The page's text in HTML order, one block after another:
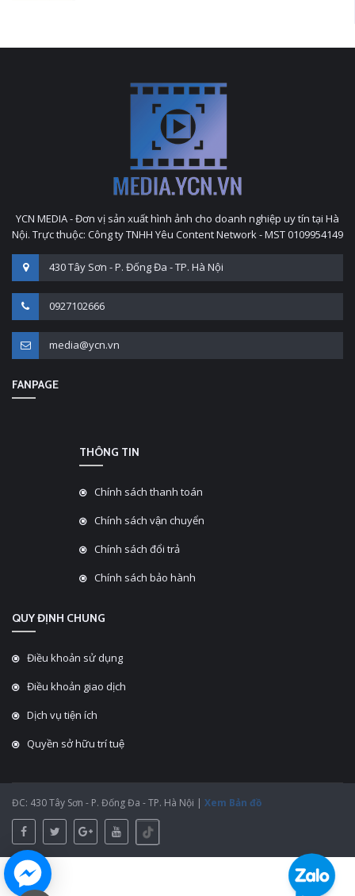
YCN MEDIA - Đơn vị sản xuất hình ảnh cho doanh nghiệp uy tín tại Hà
Nội. Trực thuộc: Công ty TNHH Yêu Content Network - MST 0109954149
430 Tây Sơn - P. Đống Đa - TP. Hà Nội
0927102666
media@ycn.vn
FANPAGE
THÔNG TIN
Chính sách thanh toán
Chính sách vận chuyển
Chính sách đổi trả
Chính sách bảo hành
QUY ĐỊNH CHUNG
Điều khoản sử dụng
Điều khoản giao dịch
Dịch vụ tiện ích
Quyền sở hữu trí tuệ
ĐC: 430 Tây Sơn - P. Đống Đa - TP. Hà Nội | Xem Bản đồ